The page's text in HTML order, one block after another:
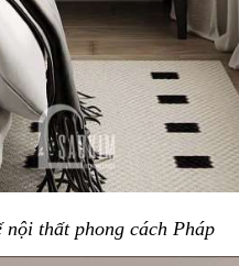
nội thất phong cách Pháp